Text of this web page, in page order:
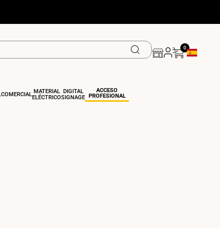
0
COMERCIAL MATERIAL
ELÉCTRICO
DIGITAL
SIGNAGE
ACCESO
PROFESIONAL